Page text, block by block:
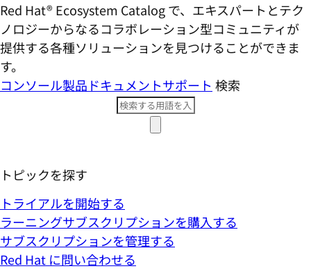
Red Hat® Ecosystem Catalog で、エキスパートとテク
ノロジーからなるコラボレーション型コミ​ュニティが
提供する各種ソリューションを見つけることができま
す。
コンソール製品ドキュメントサポート 検索
トピックを探す
トライアルを開始する
ラーニングサブスクリプションを購入する
サブスクリプションを管理する
Red Hat に問い合わせる